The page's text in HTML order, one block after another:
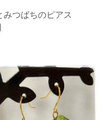
みつばちのピアス